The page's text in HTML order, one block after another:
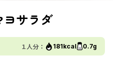
ヨサラダ
１人分： 181kcal 0.7g